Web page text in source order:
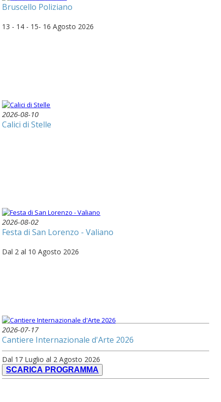
Bruscello Poliziano
13 - 14 - 15- 16 Agosto 2026
2026-08-10
Calici di Stelle
2026-08-02
Festa di San Lorenzo - Valiano
Dal 2 al 10 Agosto 2026
2026-07-17
Cantiere Internazionale d'Arte 2026
Dal 17 Luglio al 2 Agosto 2026
SCARICA PROGRAMMA